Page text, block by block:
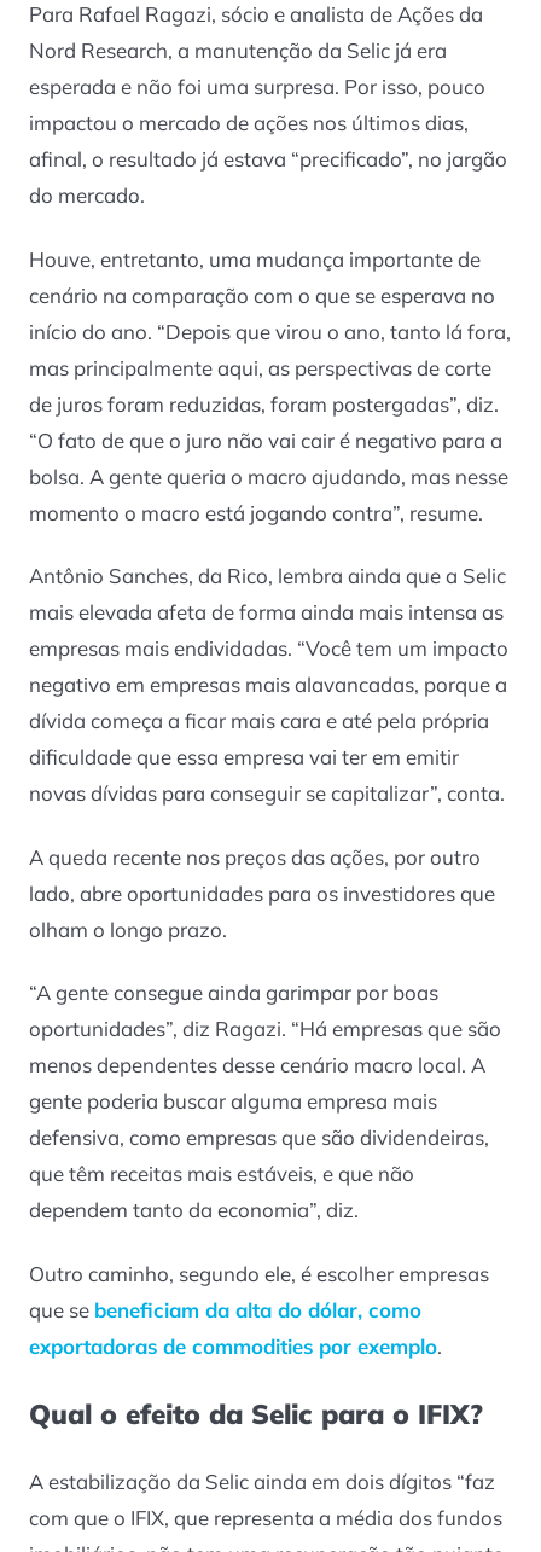
Para Rafael Ragazi, sócio e analista de Ações da
Nord Research, a manutenção da Selic já era
esperada e não foi uma surpresa. Por isso, pouco
impactou o mercado de ações nos últimos dias,
afinal, o resultado já estava “precificado”, no jargão
do mercado.
Houve, entretanto, uma mudança importante de
cenário na comparação com o que se esperava no
início do ano. “Depois que virou o ano, tanto lá fora,
mas principalmente aqui, as perspectivas de corte
de juros foram reduzidas, foram postergadas”, diz.
“O fato de que o juro não vai cair é negativo para a
bolsa. A gente queria o macro ajudando, mas nesse
momento o macro está jogando contra”, resume.
Antônio Sanches, da Rico, lembra ainda que a Selic
mais elevada afeta de forma ainda mais intensa as
empresas mais endividadas. “Você tem um impacto
negativo em empresas mais alavancadas, porque a
dívida começa a ficar mais cara e até pela própria
dificuldade que essa empresa vai ter em emitir
novas dívidas para conseguir se capitalizar”, conta.
A queda recente nos preços das ações, por outro
lado, abre oportunidades para os investidores que
olham o longo prazo.
“A gente consegue ainda garimpar por boas
oportunidades”, diz Ragazi. “Há empresas que são
menos dependentes desse cenário macro local. A
gente poderia buscar alguma empresa mais
defensiva, como empresas que são dividendeiras,
que têm receitas mais estáveis, e que não
dependem tanto da economia”, diz.
Outro caminho, segundo ele, é escolher empresas
que se beneficiam da alta do dólar, como
exportadoras de commodities por exemplo.
Qual o efeito da Selic para o IFIX?
A estabilização da Selic ainda em dois dígitos “faz
com que o IFIX, que representa a média dos fundos